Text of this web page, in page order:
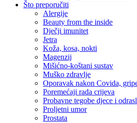
Što preporučiti
Alergije
Beauty from the inside
Dječji imunitet
Jetra
Koža, kosa, nokti
Magenzij
Mišićno-koštani sustav
Muško zdravlje
Oporavak nakon Covida,
Poremećaji rada crijeva
Probavne tegobe djece i
Proljetni umor
Prostata